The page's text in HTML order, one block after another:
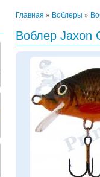
Главная » Воблеры »
Воблер Jaxon